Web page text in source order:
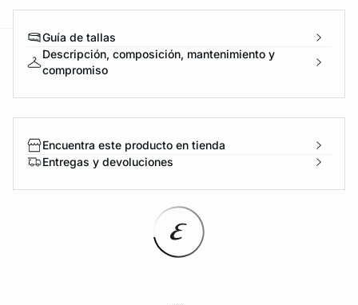
Guía de tallas
Descripción, composición, mantenimiento y
compromiso
Encuentra este producto en tienda
Entregas y devoluciones